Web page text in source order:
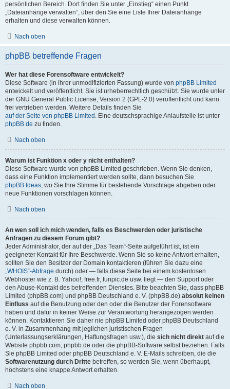
persönlichen Bereich. Dort finden Sie unter „Einstieg“ einen Punkt
„Dateianhänge verwalten“, über den Sie eine Liste Ihrer Dateianhänge
erhalten und diese verwalten können.
Nach oben
phpBB betreffende Fragen
Wer hat diese Forensoftware entwickelt?
Diese Software (in ihrer unmodifizierten Fassung) wurde von phpBB Limited
entwickelt und veröffentlicht. Sie ist urheberrechtlich geschützt. Sie wurde unter
der GNU General Public License, Version 2 (GPL-2.0) veröffentlicht und kann
frei vertrieben werden. Weitere Details finden Sie
auf der Seite von phpBB Limited . Eine deutschsprachige Anlaufstelle ist unter
phpBB.de zu finden.
Nach oben
Warum ist Funktion x oder y nicht enthalten?
Diese Software wurde von phpBB Limited geschrieben. Wenn Sie denken,
dass eine Funktion implementiert werden sollte, dann besuchen Sie
phpBB Ideas, wo Sie Ihre Stimme für bestehende Vorschläge abgeben oder
neue Funktionen vorschlagen können.
Nach oben
An wen soll ich mich wenden, falls es Beschwerden oder juristische
Anfragen zu diesem Forum gibt?
Jeder Administrator, der auf der „Das Team“-Seite aufgeführt ist, ist ein
geeigneter Kontakt für Ihre Beschwerde. Wenn Sie so keine Antwort erhalten,
sollten Sie den Besitzer der Domain kontaktieren (führen Sie dazu eine
„WHOIS“-Abfrage durch) oder — falls diese Seite bei einem kostenlosen
Webhoster wie z. B. Yahoo!, free.fr, funpic.de usw. liegt — den Support oder
den Abuse-Kontakt des betreffenden Dienstes. Bitte beachten Sie, dass phpBB
Limited (phpBB.com) und phpBB Deutschland e. V. (phpBB.de) absolut keinen
Einfluss auf die Benutzung oder den oder die Benutzer der Forensoftware
haben und dafür in keiner Weise zur Verantwortung herangezogen werden
können. Kontaktieren Sie daher nie phpBB Limited oder phpBB Deutschland
e. V. in Zusammenhang mit jeglichen juristischen Fragen
(Unterlassungserklärungen, Haftungsfragen usw.), die sich nicht direkt auf die
Website phpbb.com, phpbb.de oder die phpBB-Software selbst beziehen. Falls
Sie phpBB Limited oder phpBB Deutschland e. V. E-Mails schreiben, die die
Softwarenutzung durch Dritte betreffen, so werden Sie, wenn überhaupt,
höchstens eine knappe Antwort erhalten.
Nach oben